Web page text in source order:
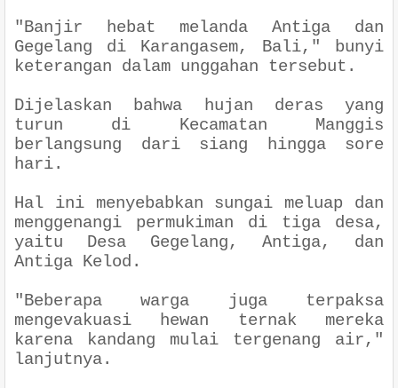
"Banjir hebat melanda Antiga dan
Gegelang di Karangasem, Bali," bunyi
keterangan dalam unggahan tersebut.
Dijelaskan bahwa hujan deras yang
turun di Kecamatan Manggis
berlangsung dari siang hingga sore
hari.
Hal ini menyebabkan sungai meluap dan
menggenangi permukiman di tiga desa,
yaitu Desa Gegelang, Antiga, dan
Antiga Kelod.
"Beberapa warga juga terpaksa
mengevakuasi hewan ternak mereka
karena kandang mulai tergenang air,"
lanjutnya.